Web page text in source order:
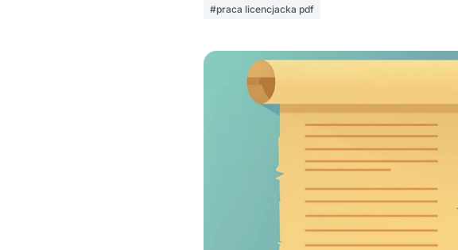
#praca licencjacka pdf